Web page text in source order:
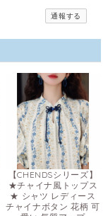
通報する
【CHENDSシリーズ】
★チャイナ風トップス
★ シャツ レディース
チャイナボタン 花柄 可